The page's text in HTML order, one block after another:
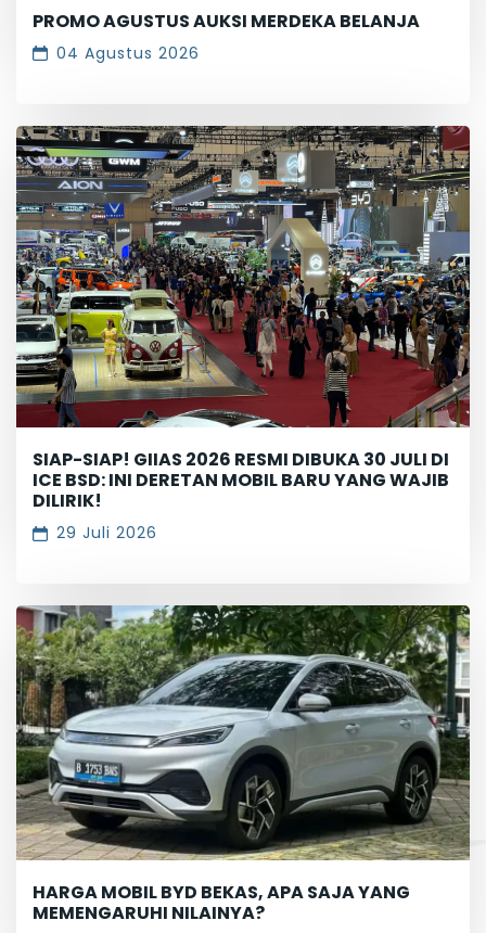
PROMO AGUSTUS AUKSI MERDEKA BELANJA
04 Agustus 2026
SIAP-SIAP! GIIAS 2026 RESMI DIBUKA 30 JULI DI
ICE BSD: INI DERETAN MOBIL BARU YANG WAJIB
DILIRIK!
29 Juli 2026
HARGA MOBIL BYD BEKAS, APA SAJA YANG
MEMENGARUHI NILAINYA?